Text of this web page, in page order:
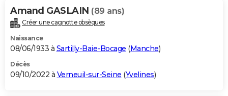
Amand GASLAIN (89 ans)
Créer une cagnotte obsèques
Naissance
08/06/1933 à Sartilly-Baie-Bocage (Manche)
Décès
09/10/2022 à Verneuil-sur-Seine (Yvelines)